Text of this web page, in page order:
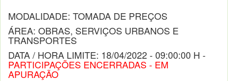
MODALIDADE: TOMADA DE PREÇOS
ÁREA: OBRAS, SERVIÇOS URBANOS E
TRANSPORTES
DATA / HORA LIMITE: 18/04/2022 - 09:00:00 H -
PARTICIPAÇÕES ENCERRADAS - EM
APURAÇÃO